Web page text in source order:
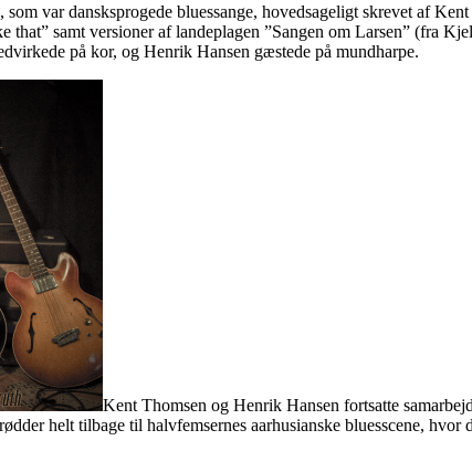
som var dansksprogede bluessange, hovedsageligt skrevet af
that” samt versioner af landeplagen ”Sangen om Larsen” (fra
på kor, og Henrik Hansen gæstede på mundharpe.
Kent Thomsen og Henrik Hansen fortsatte
helt tilbage til halvfemsernes aarhusianske bluesscene,